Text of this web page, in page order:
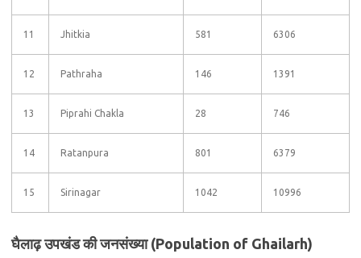
11 Jhitkia 581 6306
12 Pathraha 146 1391
13 Piprahi Chakla 28 746
14 Ratanpura 801 6379
15 Sirinagar 1042 10996
घैलाढ़ उपखंड की जनसंख्या (Population of Ghailarh)